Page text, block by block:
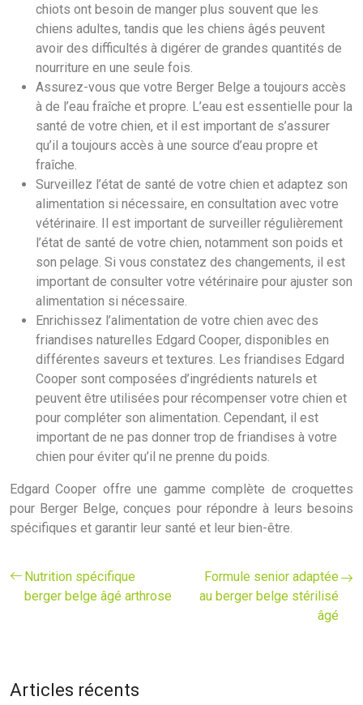
chiots ont besoin de manger plus souvent que les
chiens adultes, tandis que les chiens âgés peuvent
avoir des difficultés à digérer de grandes quantités de
nourriture en une seule fois.
Assurez-vous que votre Berger Belge a toujours accès
à de l’eau fraîche et propre. L’eau est essentielle pour la
santé de votre chien, et il est important de s’assurer
qu’il a toujours accès à une source d’eau propre et
fraîche.
Surveillez l’état de santé de votre chien et adaptez son
alimentation si nécessaire, en consultation avec votre
vétérinaire. Il est important de surveiller régulièrement
l’état de santé de votre chien, notamment son poids et
son pelage. Si vous constatez des changements, il est
important de consulter votre vétérinaire pour ajuster son
alimentation si nécessaire.
Enrichissez l’alimentation de votre chien avec des
friandises naturelles Edgard Cooper, disponibles en
différentes saveurs et textures. Les friandises Edgard
Cooper sont composées d’ingrédients naturels et
peuvent être utilisées pour récompenser votre chien et
pour compléter son alimentation. Cependant, il est
important de ne pas donner trop de friandises à votre
chien pour éviter qu’il ne prenne du poids.
Edgard Cooper offre une gamme complète de croquettes
pour Berger Belge, conçues pour répondre à leurs besoins
spécifiques et garantir leur santé et leur bien-être.
Nutrition spécifique
berger belge âgé arthrose
Formule senior adaptée
au berger belge stérilisé
âgé
Articles récents